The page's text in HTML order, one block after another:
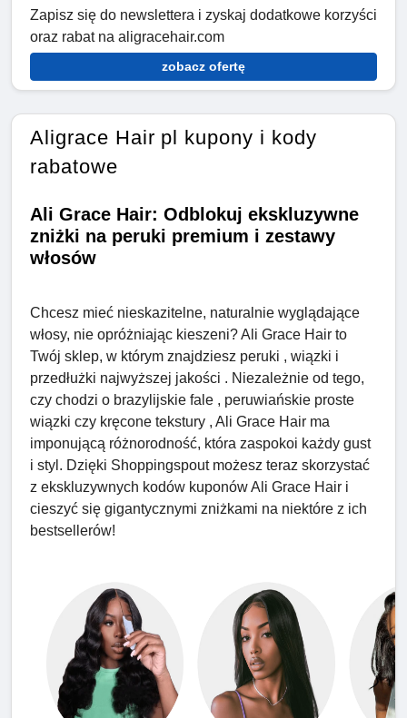
Zapisz się do newslettera i zyskaj dodatkowe korzyści
oraz rabat na aligracehair.com
zobacz ofertę
Aligrace Hair pl kupony i kody
rabatowe
Ali Grace Hair: Odblokuj ekskluzywne
zniżki na peruki premium i zestawy
włosów
Chcesz mieć nieskazitelne, naturalnie wyglądające
włosy, nie opróżniając kieszeni? Ali Grace Hair to
Twój sklep, w którym znajdziesz peruki , wiązki i
przedłużki najwyższej jakości . Niezależnie od tego,
czy chodzi o brazylijskie fale , peruwiańskie proste
wiązki czy kręcone tekstury , Ali Grace Hair ma
imponującą różnorodność, która zaspokoi każdy gust
i styl. Dzięki Shoppingspout możesz teraz skorzystać
z ekskluzywnych kodów kuponów Ali Grace Hair i
cieszyć się gigantycznymi zniżkami na niektóre z ich
bestsellerów!